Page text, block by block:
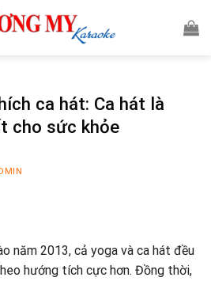
ca hát: Ca hát là
cho sức khỏe
năm 2013, cả yoga và ca hát đều
hướng tích cực hơn. Đồng thời,